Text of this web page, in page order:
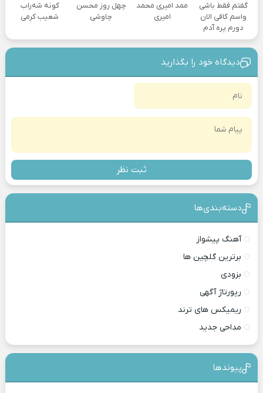
گفتم فقط باشی
واسم کافی الان
دورم پره آدم
ممد امیری محمد
امیری
چهل روز محسن
چاوشی
کونه شه‌راب
شعیب کرمی
دیدگاه خود را بگذارید
ثبت نظر
دسته‌بندی‎‌‌ها
آهنگ پیشواز
برترین گلچین ها
بزودی
رپورتاژ آگهی
ریمیکس های ترند
مداحی جدید
پیوندها